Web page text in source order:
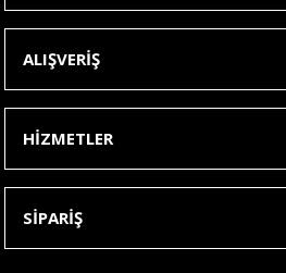
ALIŞVERİŞ
HİZMETLER
SİPARİŞ